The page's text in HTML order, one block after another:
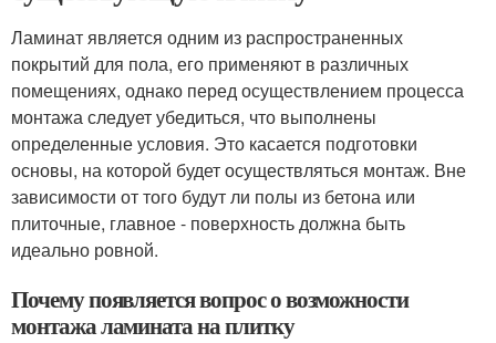
Ламинат является одним из распространенных
покрытий для пола, его применяют в различных
помещениях, однако перед осуществлением процесса
монтажа следует убедиться, что выполнены
определенные условия. Это касается подготовки
основы, на которой будет осуществляться монтаж. Вне
зависимости от того будут ли полы из бетона или
плиточные, главное - поверхность должна быть
идеально ровной.
Почему появляется вопрос о возможности
монтажа ламината на плитку